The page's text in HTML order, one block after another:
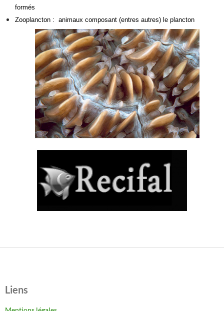
formés
Zooplancton : animaux composant (entres autres) le plancton
Liens